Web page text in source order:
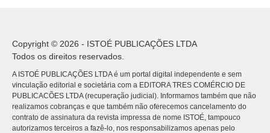
Copyright © 2026 - ISTOÉ PUBLICAÇÕES LTDA
Todos os direitos reservados.
A ISTOÉ PUBLICAÇÕES LTDA é um portal digital independente e sem
vinculação editorial e societária com a EDITORA TRES COMÉRCIO DE
PUBLICACÕES LTDA (recuperação judicial). Informamos também que não
realizamos cobranças e que também não oferecemos cancelamento do
contrato de assinatura da revista impressa de nome ISTOÉ, tampouco
autorizamos terceiros a fazê-lo, nos responsabilizamos apenas pelo